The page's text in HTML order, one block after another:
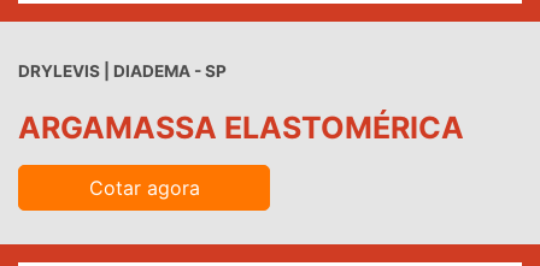
DRYLEVIS | DIADEMA - SP
ARGAMASSA ELASTOMÉRICA
Cotar agora